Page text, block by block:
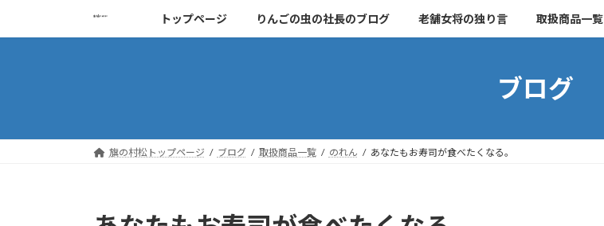
キ
に
トップページ りんごの虫の社長のブログ 老舗女将の独り言 取扱商品一覧
ブログ
旗の村松トップページ ブログ 取扱商品一覧 のれん あなたもお寿司が食べたくなる。